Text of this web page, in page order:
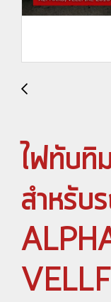
ไฟทับทิ
สำหรับ